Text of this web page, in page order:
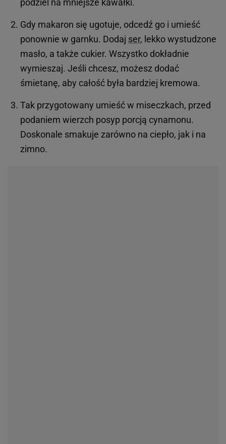
podziel na mniejsze kawałki.
Gdy makaron się ugotuje, odcedź go i umieść
ponownie w garnku. Dodaj ser, lekko wystudzone
masło, a także cukier. Wszystko dokładnie
wymieszaj. Jeśli chcesz, możesz dodać
śmietanę, aby całość była bardziej kremowa.
Tak przygotowany umieść w miseczkach, przed
podaniem wierzch posyp porcją cynamonu.
Doskonale smakuje zarówno na ciepło, jak i na
zimno.